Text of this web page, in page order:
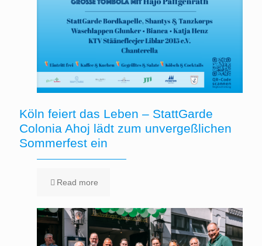
Köln feiert das Leben – StattGarde
Colonia Ahoj lädt zum unvergeßlichen
Sommerfest ein
Read more